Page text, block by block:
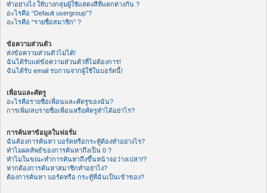
ทำอย่างไง ให้บางกลุ่มผู้ใช้แสดงสีที่แตกต่างกัน ?
อะไรคือ “Default usergroup”?
อะไรคือ “รายชื่อสมาชิก” ?
ข้อความส่วนตัว
ส่งข้อความส่วนตัวไม่ได้!
ฉันได้รับแต่ข้อความส่วนตัวที่ไม่ต้องการ!
ฉันได้รับ email รบกวนจากผู้ใช้ในบอร์ดนี้!
เพื่อนและศัตรู
อะไรคือรายชื่อเพื่อนและศัตรูของฉัน?
การเพิ่ม/ลบรายชื่อเพื่อนหรือศัตรูทำได้อย่าไร?
การค้นหาข้อมูลในฟอรั่ม
ฉันต้องการค้นหา บอร์ดหรือกระทู้ต้องทำอย่างไร?
ทำไมผลลัพธ์ของการค้นหาถึงเป็น 0 ?
ทำไมในขณะทำการค้นหาถึงขึ้นหน้าจอว่างเปล่า!?
หากต้องการค้นหาสมาชิกทำอย่าไง?
ต้องการค้นหา บอร์ดหรือ กระทู้ที่ฉันเป็นเข้าของ?